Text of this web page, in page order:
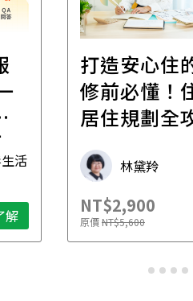
活
解
打造安心住
修前必懂！
居住規劃全
林黛羚
NT$2,900
原價NT$5,600